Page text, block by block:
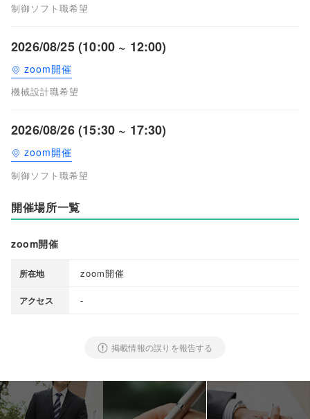
制御ソフト職希望
2026/08/25 (10:00 ~ 12:00)
zoom開催
機械設計職希望
2026/08/26 (15:30 ~ 17:30)
zoom開催
制御ソフト職希望
開催場所一覧
zoom開催
所在地 zoom開催
アクセス -
掲載情報の誤りを報告する